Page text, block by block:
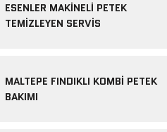
ESENLER MAKINELI PETEK
TEMIZLEYEN SERVIS
MALTEPE FINDIKLI KOMBI PETEK
BAKIMI